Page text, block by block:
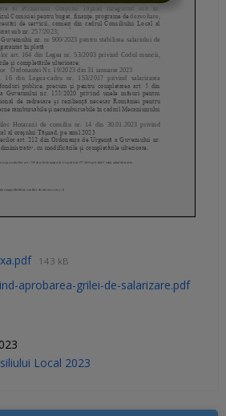
143 kB
aprobarea-grilei-de-salarizare.pdf
Local 2023